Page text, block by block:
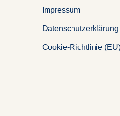
Impressum
Datenschutzerklärung
Cookie-Richtlinie (EU)